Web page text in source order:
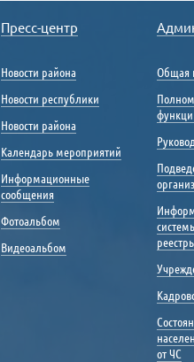
Пресс-центр
Новости района
Новости республики
Новости района
Календарь мероприятий
Информационные
сообщения
Фотоальбом
Видеоальбом
Общая
от ЧС